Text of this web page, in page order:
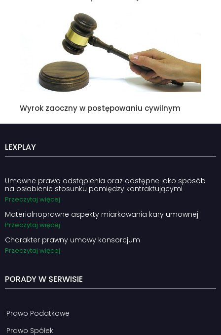
Wyrok zaoczny w postępowaniu cywilnym
LEXPLAY
Umowne prawo odstąpienia oraz odstępne jako sposób
na osłabienie stosunku pomiędzy kontraktującymi
Przeczytaj więcej
Materialnoprawne aspekty miarkowania kary umownej
Przeczytaj więcej
Charakter prawny umowy konsorcjum
Przeczytaj więcej
PORADY W SERWISIE
Prawo Podatkowe
Prawo Spółek